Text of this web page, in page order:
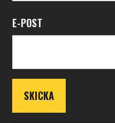
E-POST